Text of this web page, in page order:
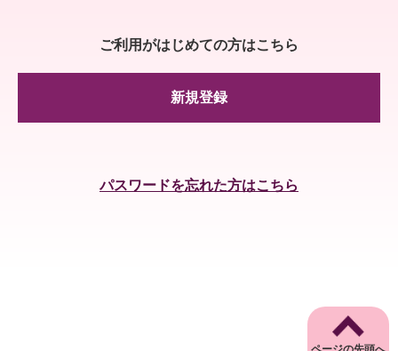
ご利用がはじめての方はこちら
新規登録
パスワードを忘れた方はこちら